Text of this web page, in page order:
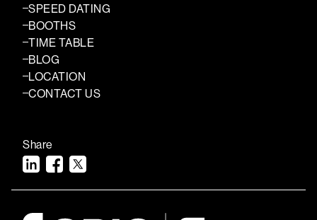
SPEED DATING
BOOTHS
TIME TABLE
BLOG
LOCATION
CONTACT US
Share